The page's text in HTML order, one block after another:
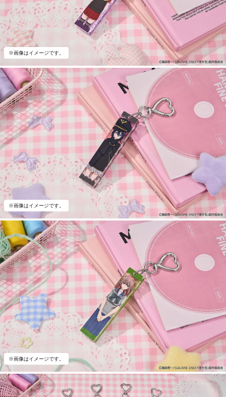
※画像はイメージです。
※画像はイメージです。
※画像はイメージです。